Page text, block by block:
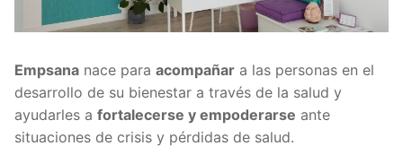
Empsana nace para acompañar a las personas en el
desarrollo de su bienestar a través de la salud y
ayudarles a fortalecerse y empoderarse ante
situaciones de crisis y pérdidas de salud.